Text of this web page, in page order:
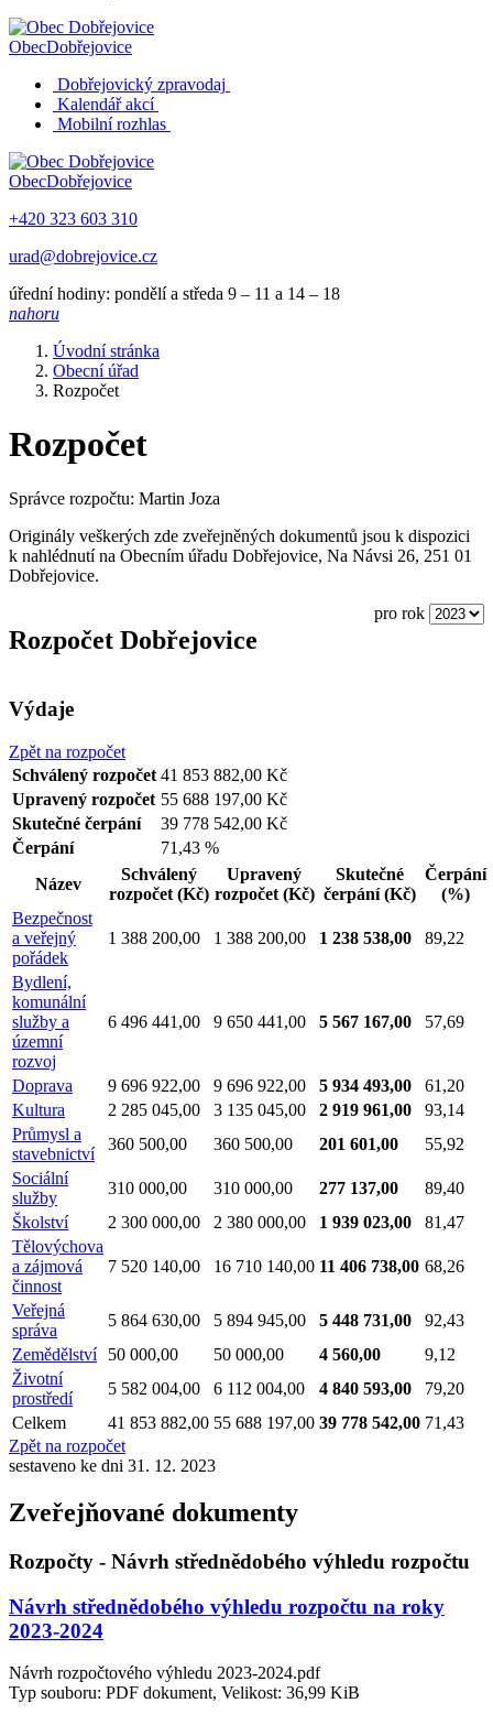
ObecDobřejovice
Dobřejovický zpravodaj
Kalendář akcí
Mobilní rozhlas
ObecDobřejovice
+420 323 603 310
urad@dobrejovice.cz
úřední hodiny: pondělí a středa 9 – 11 a 14 – 18
nahoru
Úvodní stránka
Obecní úřad
Rozpočet
Rozpočet
Správce rozpočtu: Martin Joza
Originály veškerých zde zveřejněných dokumentů jsou k dispozici
k nahlédnutí na Obecním úřadu Dobřejovice, Na Návsi 26, 251 01
Dobřejovice.
pro rok
Rozpočet Dobřejovice
Výdaje
Zpět na rozpočet
Schválený rozpočet 41 853 882,00 Kč
Upravený rozpočet 55 688 197,00 Kč
Skutečné čerpání
39 778 542,00 Kč
Čerpání
71,43 %
Název
Schválený
rozpočet (Kč)
Upravený
rozpočet (Kč)
Skutečné
čerpání(Kč)
Čerpání
(%)
Bezpečnost
a veřejný
pořádek
1 388 200,00 1 388 200,00 1 238 538,00 89,22
Bydlení,
komunální
služby a
územní
rozvoj
6 496 441,00 9 650 441,00 5 567 167,00 57,69
Doprava 9 696 922,00 9 696 922,00 5 934 493,00
61,20
Kultura
2 285 045,00 3 135 045,00 2 919 961,00
93,14
Průmysl a
stavebnictví
360 500,00 360 500,00 201 601,00
55,92
Sociální
služby
310 000,00 310 000,00 277 137,00
89,40
Školství
2 300 000,00 2 380 000,00 1 939 023,00
81,47
Tělovýchova
a zájmová
činnost
7 520 140,00 16 710 140,00 11 406 738,00 68,26
Veřejná
správa
5 864 630,00 5 894 945,00 5 448 731,00
92,43
Zemědělství
50 000,00 50 000,00 4 560,00
9,12
Životní
prostředí
5 582 004,00 6 112 004,00 4 840 593,00
79,20
Celkem
41 853 882,00 55 688 197,00 39 778 542,00 71,43
Zpět na rozpočet
sestaveno ke dni 31. 12. 2023
Zveřejňované dokumenty
Rozpočty - Návrh střednědobého výhledu rozpočtu
Návrh střednědobého výhledu rozpočtu na roky
2023-2024
Návrh rozpočtového výhledu 2023-2024.pdf
Typ souboru: PDF dokument, Velikost: 36,99 KiB